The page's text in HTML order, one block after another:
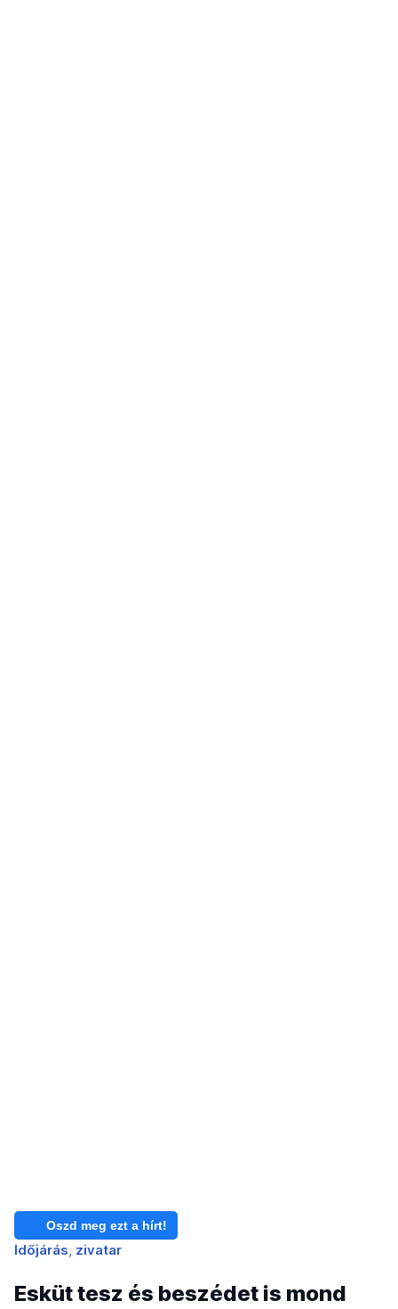
Oszd meg ezt a hírt!
Időjárás zivatar
Esküt tesz és beszédet is mond